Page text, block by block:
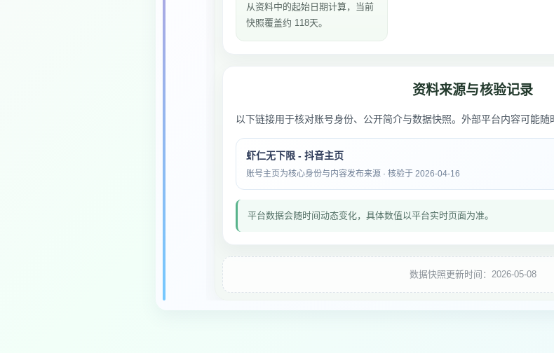
从资料中的起始日期计算，当前
快照覆盖约 118天。
资料来源与核验记录
以下链接用于核对账号身份、公开简介与数据快照。外部平台内容可能随
虾仁无下限 - 抖音主页
账号主页为核心身份与内容发布来源 · 核验于 2026-04-16
平台数据会随时间动态变化，具体数值以平台实时页面为准。
数据快照更新时间：2026-05-08